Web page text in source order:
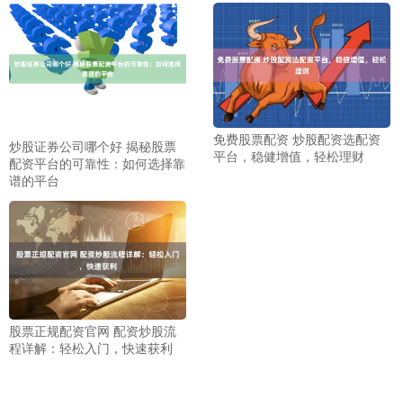
炒股证券公司哪个好 揭秘股票
配资平台的可靠性：如何选择靠
谱的平台
免费股票配资 炒股配资选配资
平台，稳健增值，轻松理财
股票正规配资官网 配资炒股流
程详解：轻松入门，快速获利